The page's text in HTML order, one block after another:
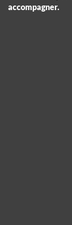
accompagner.